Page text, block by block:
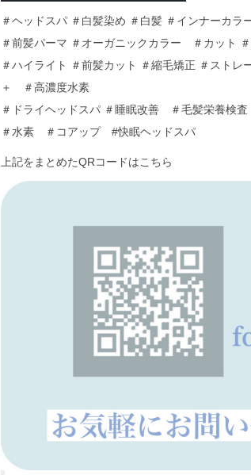
＃ヘッドスパ ＃白髪染め ＃白髪 ＃インナーカ
＃前髪パーマ ＃オーガニックカラー ＃カット
＃ハイライト ＃前髪カット ＃縮毛矯正 ＃スト
＋ ＃高濃度水素
＃ドライヘッドスパ ＃睡眠改善 ＃毛髪栄養検
＃水素 ＃コアップ #快眠ヘッドスパ
上記をまとめたQRコードはこちら